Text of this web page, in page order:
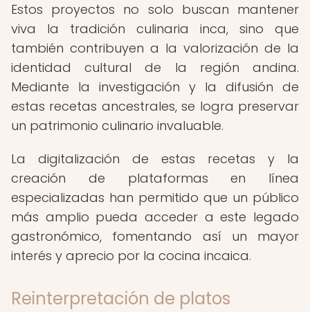
Estos proyectos no solo buscan mantener
viva la tradición culinaria inca, sino que
también contribuyen a la valorización de la
identidad cultural de la región andina.
Mediante la investigación y la difusión de
estas recetas ancestrales, se logra preservar
un patrimonio culinario invaluable.
La digitalización de estas recetas y la
creación de plataformas en línea
especializadas han permitido que un público
más amplio pueda acceder a este legado
gastronómico, fomentando así un mayor
interés y aprecio por la cocina incaica.
Reinterpretación de platos